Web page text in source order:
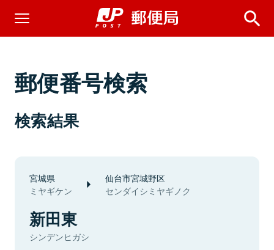
郵便番号検索
検索結果
宮城県
ミヤギケン
仙台市宮城野区
センダイシミヤギノク
新田東
シンデンヒガシ